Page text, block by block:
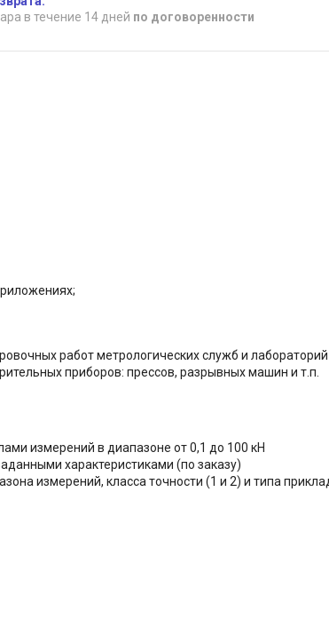
в течение 14 дней по договоренности
работ метрологических служб и
приборов: прессов, разрывных машин и т.п.
измерений в диапазоне от 0,1 до 100 кН
характеристиками (по заказу)
измерений, класса точности (1 и 2) и типа